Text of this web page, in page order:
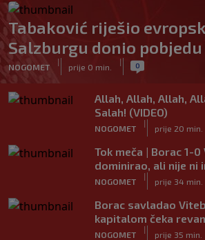
Tabaković riješio
Salzburgu donio pobjedu
NOGOMET
|
prije 0 min.
| 0
Allah, Allah, Allah,
Salah! (VIDEO)
NOGOMET
|
prije 20 min.
Tok meča | Borac 1-
dominirao, ali nije ni
NOGOMET
|
prije 34 min.
Borac savladao
kapitalom čeka
NOGOMET
|
prije 35 min.